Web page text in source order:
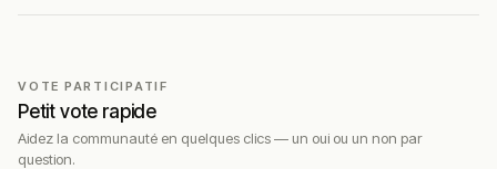
VOTE PARTICIPATIF
Petit vote rapide
Aidez la communauté en quelques clics — un oui ou un non par
question.